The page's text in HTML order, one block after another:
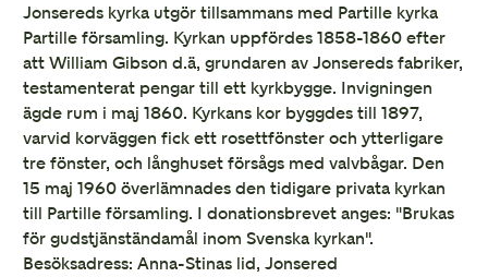
Jonsereds kyrka utgör tillsammans med Partille kyrka
Partille församling. Kyrkan uppfördes 1858-1860 efter
att William Gibson d.ä, grundaren av Jonsereds fabriker,
testamenterat pengar till ett kyrkbygge. Invigningen
ägde rum i maj 1860. Kyrkans kor byggdes till 1897,
varvid korväggen fick ett rosettfönster och ytterligare
tre fönster, och långhuset försågs med valvbågar. Den
15 maj 1960 överlämnades den tidigare privata kyrkan
till Partille församling. I donationsbrevet anges: "Brukas
för gudstjänständamål inom Svenska kyrkan".
Besöksadress: Anna-Stinas lid, Jonsered